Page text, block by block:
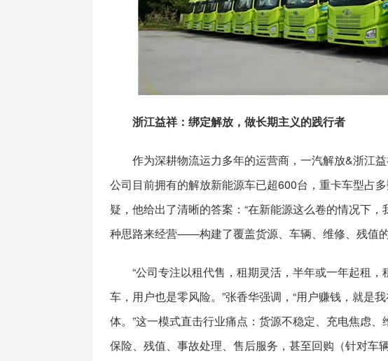
浙江益祥：绑定解放，做长期主义的践行者
作为深耕物流运力多年的运营商，一汽解放&浙江
公司目前拥有的解放新能源车已超600台，重卡车型占
疑，他给出了清晰的答案：“在新能源这么卷的情况下
种思路来经营——构建了覆盖货源、车辆、维修、残值
“公司专注以租代售，租期灵活，半年或一年起租
车，用户也是零风险。”张香华强调，“用户赚钱，就是
体。”这一模式直击行业痛点：货源不稳定、充电焦虑、
保险、残值、事故处理、售后服务，甚至回购（针对车